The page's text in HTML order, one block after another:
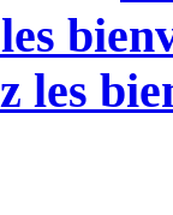
les